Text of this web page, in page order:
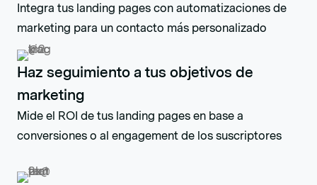
Integra tus landing pages con automatizaciones de
marketing para un contacto más personalizado
Haz seguimiento a tus objetivos de
marketing
Mide el ROI de tus landing pages en base a
conversiones o al engagement de los suscriptores